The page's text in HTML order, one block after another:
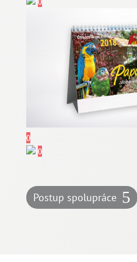
Postup spolupráce